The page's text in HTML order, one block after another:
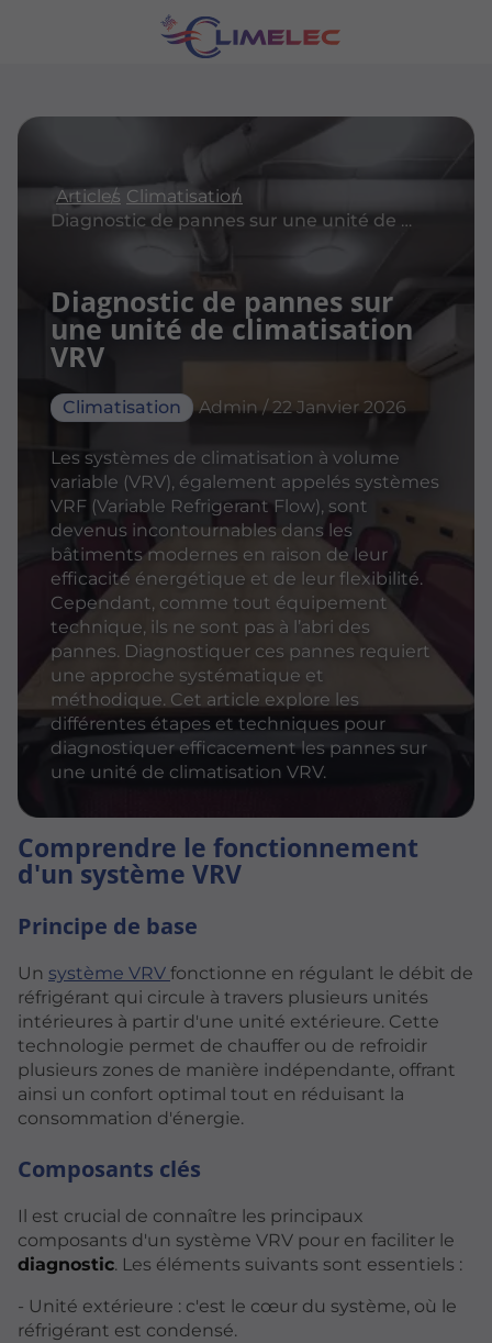
Articles Climatisation
Diagnostic de pannes sur une unité de climatisation VRV
Diagnostic de pannes sur
une unité de climatisation
VRV
Climatisation Admin / 22 Janvier 2026
Les systèmes de climatisation à volume
variable (VRV), également appelés systèmes
VRF (Variable Refrigerant Flow), sont
devenus incontournables dans les
bâtiments modernes en raison de leur
efficacité énergétique et de leur flexibilité.
Cependant, comme tout équipement
technique, ils ne sont pas à l’abri des
pannes. Diagnostiquer ces pannes requiert
une approche systématique et
méthodique. Cet article explore les
différentes étapes et techniques pour
diagnostiquer efficacement les pannes sur
une unité de climatisation VRV.
Comprendre le fonctionnement
d'un système VRV
Principe de base
Un système VRV fonctionne en régulant le débit de
réfrigérant qui circule à travers plusieurs unités
intérieures à partir d'une unité extérieure. Cette
technologie permet de chauffer ou de refroidir
plusieurs zones de manière indépendante, offrant
ainsi un confort optimal tout en réduisant la
consommation d'énergie.
Composants clés
Il est crucial de connaître les principaux
composants d'un système VRV pour en faciliter le
diagnostic. Les éléments suivants sont essentiels :
- Unité extérieure : c'est le cœur du système, où le
réfrigérant est condensé.